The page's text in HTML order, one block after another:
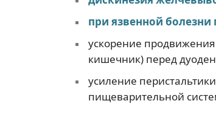
при язвенной
ускорение
кишечник) перед
усиление
пищеварительной